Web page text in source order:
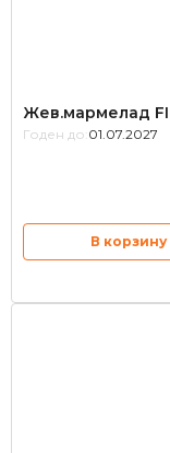
Жев.мармелад
Годен до: 01.07.2027
В корзину